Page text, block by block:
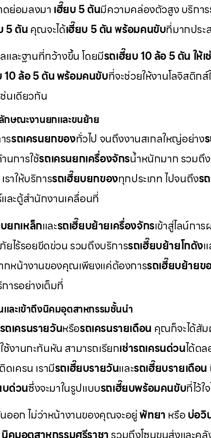
ดย่อมลงมาเฮี๊ยบ 5 ตันมีความคล่องตัวสูง บริการ
5 ตันคุณจะได้เฮี๊ยบ 5 ตัน พร้อมคนขับที่มากปร
ละฐานที่กว้างขึ้น โดยมีรถเฮี๊ยบ 10 ล้อ 5 ตัน ให้เ
10 ล้อ 5 ตัน พร้อมคนขับที่จะช่วยให้งานโลจิสติก
ช่นเดียวกัน
ษณะงานยกและขนย้าย
รรถเครนยกของทั่วไป จนถึงงานสเกลใหญ่อย่าง
นการใช้รถเครนยกเครื่องจักรน้ำหนักมาก รวมถึ
าให้บริการรถเฮี๊ยบยกของทุกประเภท ไปจนถึงร
ละตู้สำนักงานเคลื่อนที่
ยกเหล็กและรถเฮี๊ยบย้ายเครื่องจักรเข้าสู่ไลน์กา
ยไร้รอยขีดข่วน รวมถึงบริการรถเฮี๊ยบย้ายโกดัง
หน้างานของคุณเพียงแค่ต้องการรถเฮี๊ยบย้ายข
ารอย่างเต็มที่
ละเข้าถึงนิคมอุตสาหกรรมชั้นนำ
รถเครนรายวันหรือรถเครนรายเดือน คุณก็จะได้สั
งานกะทันหัน สามารถเรียกเช่ารถเครนด่วนได้ต
เครน เรามีรถเฮี๊ยบรายวันและรถเฮี๊ยบรายเดือน
บด่วนซึ่งจะมาในรูปแบบรถเฮี๊ยบพร้อมคนขับที่ไว้ใ
ออก ไม่ว่าหน้างานของคุณจะอยู่พัทยาหรือบ่อวิ